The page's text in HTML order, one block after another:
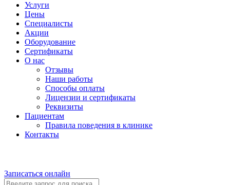
Услуги
Цены
Специалисты
Акции
Оборудование
Сертификаты
О нас
Отзывы
Наши работы
Способы оплаты
Лицензии и сертификаты
Реквизиты
Пациентам
Правила поведения в клинике
Контакты
Записаться онлайн